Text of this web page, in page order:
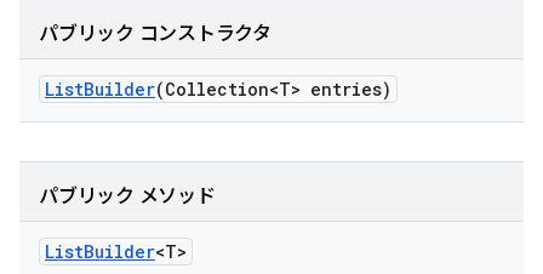
パブリック コンストラクタ
ListBuilder(Collection<T> entries)
パブリック メソッド
ListBuilder<T>